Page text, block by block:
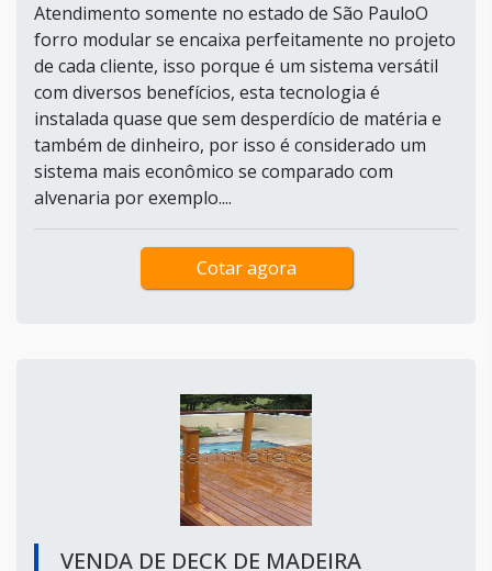
Atendimento somente no estado de São PauloO
forro modular se encaixa perfeitamente no projeto
de cada cliente, isso porque é um sistema versátil
com diversos benefícios, esta tecnologia é
instalada quase que sem desperdício de matéria e
também de dinheiro, por isso é considerado um
sistema mais econômico se comparado com
alvenaria por exemplo....
Cotar agora
VENDA DE DECK DE MADEIRA